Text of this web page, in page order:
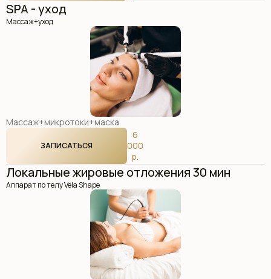
SPA - уход
Массаж+уход
Массаж+микротоки+маска
6
000
р.
ЗАПИСАТЬСЯ
Локальные жировые отложения 30 мин
Аппарат по телу Vela Shape